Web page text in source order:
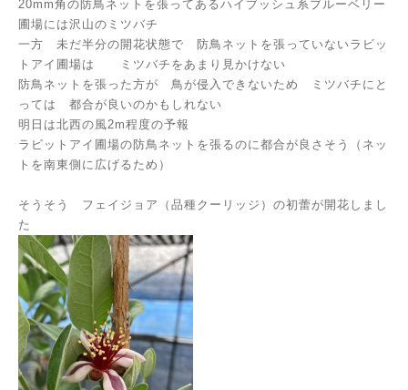
20mm角の防鳥ネットを張ってあるハイブッシュ系ブルーベリー
圃場には沢山のミツバチ
一方 未だ半分の開花状態で 防鳥ネットを張っていないラビッ
トアイ圃場は ミツバチをあまり見かけない
防鳥ネットを張った方が 鳥が侵入できないため ミツバチにと
っては 都合が良いのかもしれない
明日は北西の風2m程度の予報
ラビットアイ圃場の防鳥ネットを張るのに都合が良さそう（ネッ
トを南東側に広げるため）
そうそう フェイジョア（品種クーリッジ）の初蕾が開花しまし
た